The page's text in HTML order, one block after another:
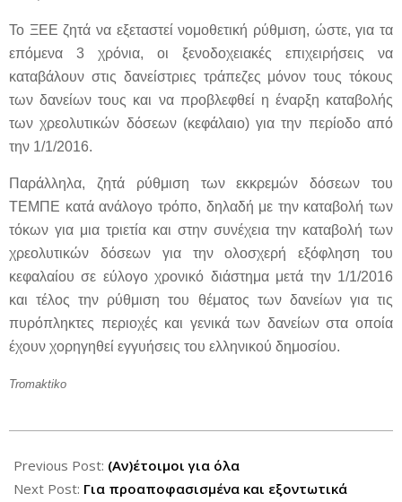
Το ΞΕΕ ζητά να εξεταστεί νομοθετική ρύθμιση, ώστε, για τα
επόμενα 3 χρόνια, οι ξενοδοχειακές επιχειρήσεις να
καταβάλουν στις δανείστριες τράπεζες μόνον τους τόκους
των δανείων τους και να προβλεφθεί η έναρξη καταβολής
των χρεολυτικών δόσεων (κεφάλαιο) για την περίοδο από
την 1/1/2016.
Παράλληλα, ζητά ρύθμιση των εκκρεμών δόσεων του
ΤΕΜΠΕ κατά ανάλογο τρόπο, δηλαδή με την καταβολή των
τόκων για μια τριετία και στην συνέχεια την καταβολή των
χρεολυτικών δόσεων για την ολοσχερή εξόφληση του
κεφαλαίου σε εύλογο χρονικό διάστημα μετά την 1/1/2016
και τέλος την ρύθμιση του θέματος των δανείων για τις
πυρόπληκτες περιοχές και γενικά των δανείων στα οποία
έχουν χορηγηθεί εγγυήσεις του ελληνικού δημοσίου.
Tromaktiko
09-
22
Previous Post: (Αν)έτοιμοι για όλα
Next Post: Για προαποφασισμένα και εξοντωτικά